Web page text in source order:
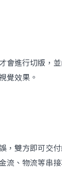
會進行切版，
覺效果。
，雙方即可交
流、物流等串